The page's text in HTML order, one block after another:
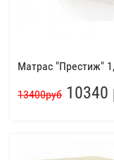
Матрас "Престиж"
13400руб 10340